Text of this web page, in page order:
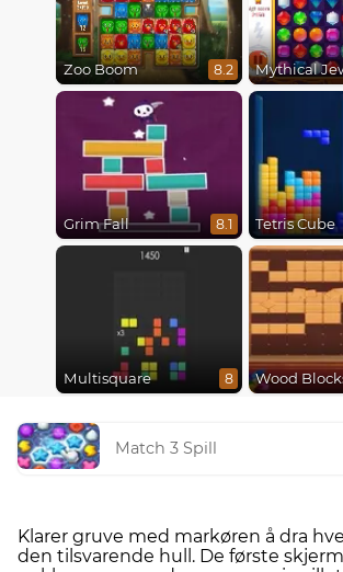
Zoo Boom 8.2 Mythical
Grim Fall 8.1 Tetris Cube
Multisquare 8 Wood
Match 3 Spill
Klarer gruve med markøren å dra
den tilsvarende hull. De første